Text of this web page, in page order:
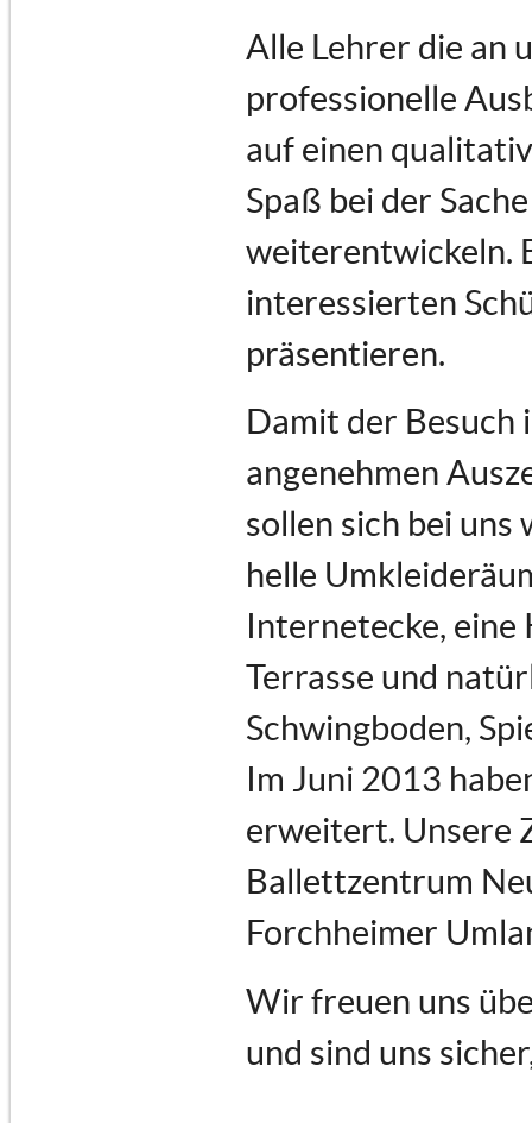
Alle Lehrer die an
professionelle
auf einen
Spaß bei der
weiterentwickeln.
interessierten
präsentieren.
Damit der Besuch
angenehmen
sollen sich bei
helle
Internetecke, eine
Terrasse und
Schwingboden,
Im Juni 2013
erweitert. Unsere
Ballettzentrum
Forchheimer
Wir freuen uns
und sind uns